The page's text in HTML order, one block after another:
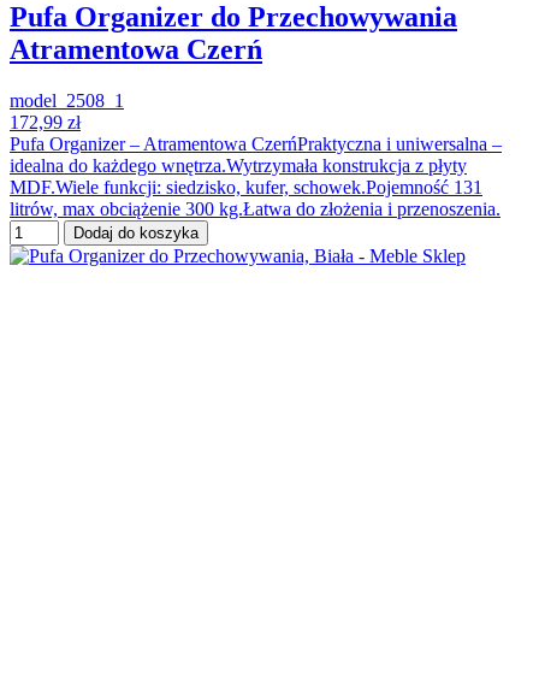
Pufa Organizer do Przechowywania
Atramentowa Czerń
model_2508_1
172,99 zł
Pufa Organizer – Atramentowa CzerńPraktyczna i uniwersalna –
idealna do każdego wnętrza.Wytrzymała konstrukcja z płyty
MDF.Wiele funkcji: siedzisko, kufer, schowek.Pojemność 131
litrów, max obciążenie 300 kg.Łatwa do złożenia i przenoszenia.
Dodaj do koszyka